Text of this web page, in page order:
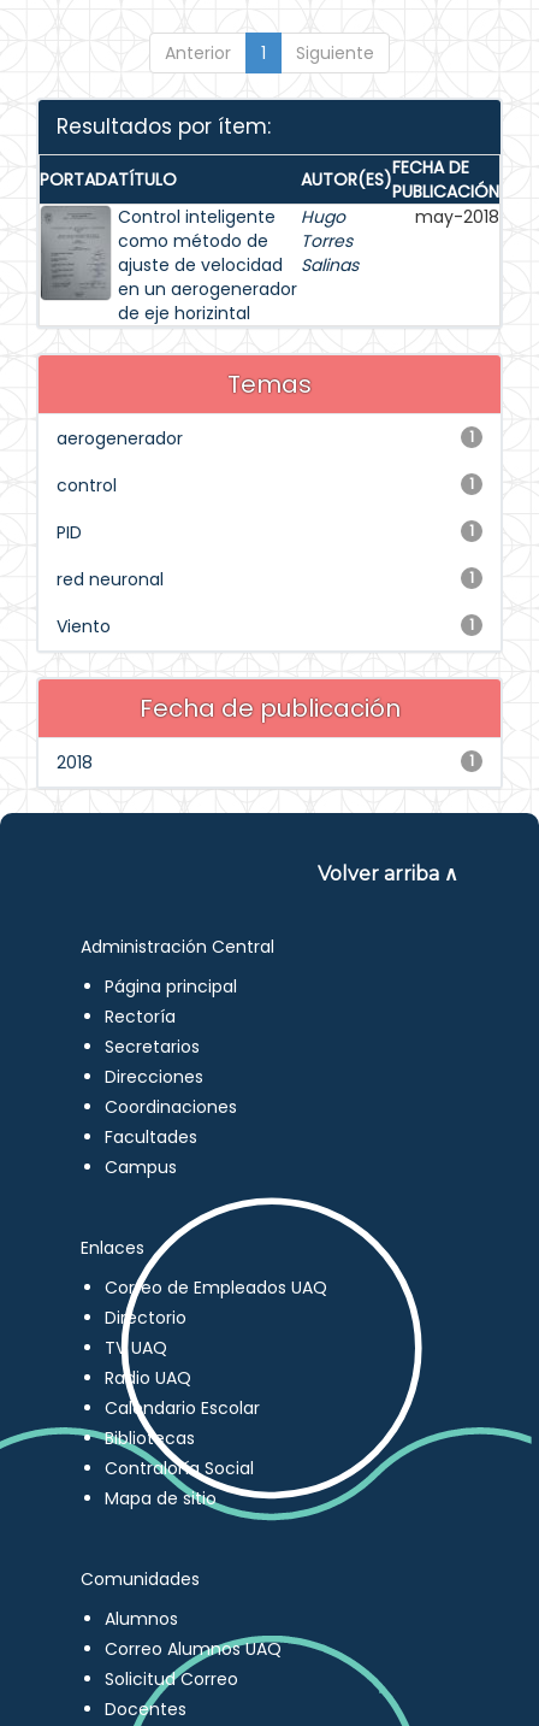
Anterior 1 Siguiente
Resultados por ítem:
PORTADATÍTULO AUTOR(ES)FECHA DE
PUBLICACIÓN
Control inteligente
como método de
ajuste de velocidad
en un aerogenerador
de eje horizintal
Hugo
Torres
Salinas
may-2018
Temas
1
aerogenerador
1
control
1
PID
1
red neuronal
1
Viento
Fecha de publicación
1
2018
Volver arriba ∧
Administración Central
Página principal
Rectoría
Secretarios
Direcciones
Coordinaciones
Facultades
Campus
Enlaces
Correo de Empleados UAQ
Directorio
TV UAQ
Radio UAQ
Calendario Escolar
Bibliotecas
Contraloría Social
Mapa de sitio
Comunidades
Alumnos
Correo Alumnos UAQ
Solicitud Correo
Docentes